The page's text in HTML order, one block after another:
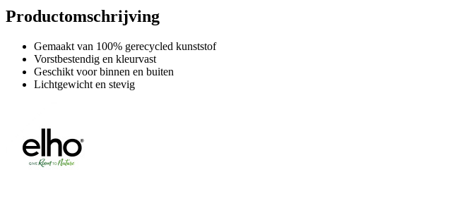
Productomschrijving
Gemaakt van 100% gerecycled kunststof
Vorstbestendig en kleurvast
Geschikt voor binnen en buiten
Lichtgewicht en stevig